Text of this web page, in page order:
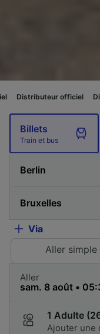
officiel Distributeur
Billets
Train et bus
Via
Aller simple
Aller
1 Adulte
Ajouter une